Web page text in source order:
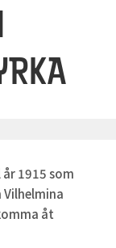
1915 som
åt